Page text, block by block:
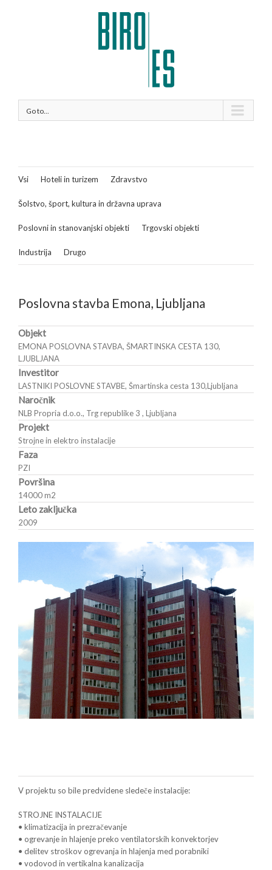
Go to...
Vsi Hoteli in turizem Zdravstvo
Šolstvo, šport, kultura in državna uprava
Poslovni in stanovanjski objekti Trgovski objekti
Industrija Drugo
Poslovna stavba Emona, Ljubljana
Objekt
EMONA POSLOVNA STAVBA, ŠMARTINSKA CESTA 130,
LJUBLJANA
Investitor
LASTNIKI POSLOVNE STAVBE, Šmartinska cesta 130,Ljubljana
Naročnik
NLB Propria d.o.o., Trg republike 3 , Ljubljana
Projekt
Strojne in elektro instalacije
Faza
PZI
Površina
14000 m2
Leto zaključka
2009
V projektu so bile predvidene sledeče instalacije:
STROJNE INSTALACIJE
• klimatizacija in prezračevanje
• ogrevanje in hlajenje preko ventilatorskih konvektorjev
• delitev stroškov ogrevanja in hlajenja med porabniki
• vodovod in vertikalna kanalizacija